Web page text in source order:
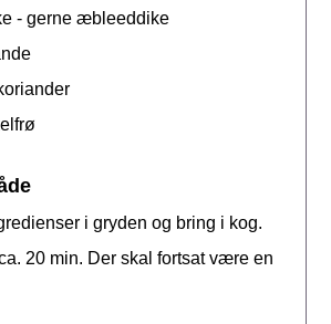
- gerne æbleeddike
i gryden og bring i kog.
20 min. Der skal fortsat være en